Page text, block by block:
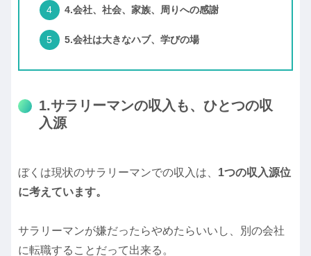
4.会社、社会、家族、周りへの感謝
5.会社は大きなハブ、学びの場
1.サラリーマンの収入も、ひとつの収
入源
ぼくは現状のサラリーマンでの収入は、 1つの収入源位
に考えています。
サラリーマンが嫌だったらやめたらいいし、別の会社
に転職することだって出来る。